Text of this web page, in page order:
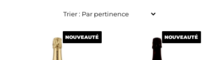
NOUVEAUTÉ
NOUVEAUTÉ NOUVEAUTÉ
NOUVEAUTÉ